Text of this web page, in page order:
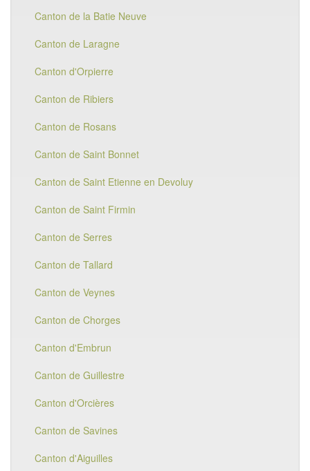
Canton de la Batie Neuve
Canton de Laragne
Canton d'Orpierre
Canton de Ribiers
Canton de Rosans
Canton de Saint Bonnet
Canton de Saint Etienne en Devoluy
Canton de Saint Firmin
Canton de Serres
Canton de Tallard
Canton de Veynes
Canton de Chorges
Canton d'Embrun
Canton de Guillestre
Canton d'Orcières
Canton de Savines
Canton d'Aiguilles